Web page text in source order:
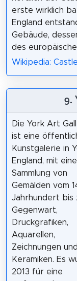
erste wirklich
England
Gebäude,
des
Wikipedia:
9.
Die York Art
ist eine
Kunstgalerie in
England, mit
Sammlung von
Gemälden vom
Jahrhundert bis
Gegenwart,
Druckgrafiken,
Aquarellen,
Zeichnungen und
Keramiken. Es
2013 für eine